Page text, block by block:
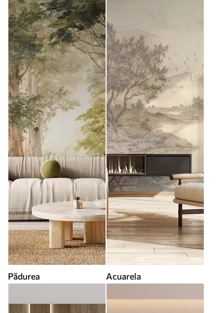
Pădurea Acuarela